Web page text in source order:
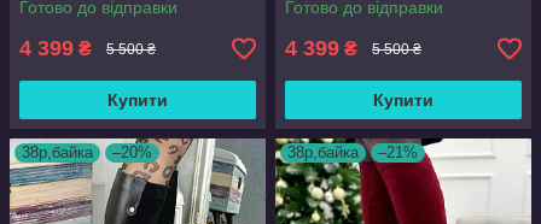
Готово до відправки
4 399 ₴ 5 500 ₴
Купити
Готово до відправки
4 399 ₴ 5 500 ₴
Купити
38р,байка –20% 38р,байка –21%